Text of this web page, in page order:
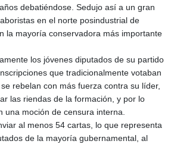
debatiéndose. Sedujo así a un gran
en el norte posindustrial de
la mayoría conservadora más importante
los jóvenes diputados de su partido
que tradicionalmente votaban
rebelan con más fuerza contra su líder,
las riendas de la formación, y por lo
una moción de censura interna.
al menos 54 cartas, lo que representa
de la mayoría gubernamental, al